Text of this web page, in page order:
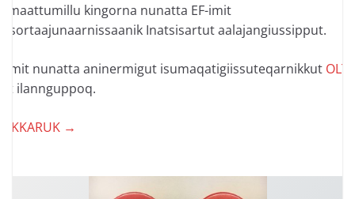
kingorna nunatta EF-imit
Inatsisartut aalajangiussipput.
imit nunatta aninermigut isumaqatigiissuteqarnikkut OLT
ilannguppoq.
→